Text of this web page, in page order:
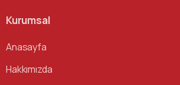
Kurumsal
Anasayfa
Hakkımızda